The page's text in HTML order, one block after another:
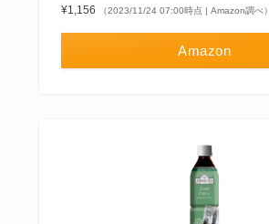
¥1,156
（2023/11/24 07:00時点 | Amazon調べ）
Amazon